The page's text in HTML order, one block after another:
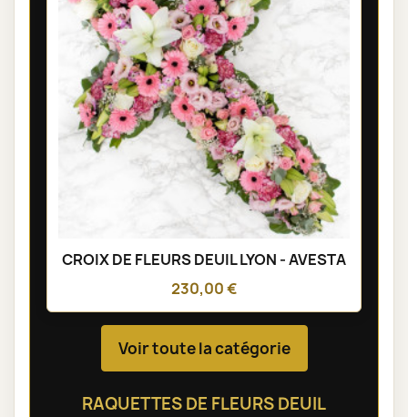
CROIX DE FLEURS DEUIL LYON - AVESTA
230,00 €
Voir toute la catégorie
RAQUETTES DE FLEURS DEUIL